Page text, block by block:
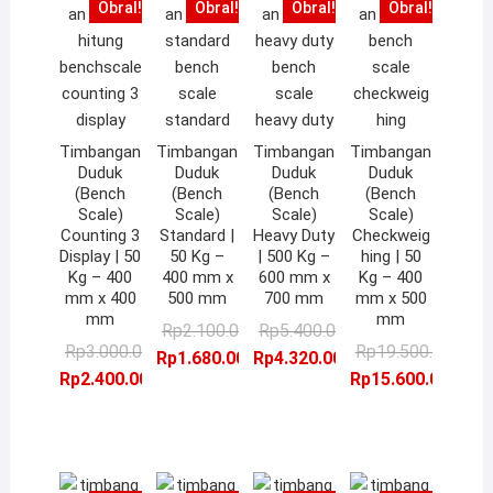
Obral!
Timbangan
Duduk
(Bench
Scale)
Counting 3
Display | 50
Kg – 400
mm x 400
mm
Rp3.000.000,00Harga
Rp2.400.000,00
Harga
Obral!
Timbangan
Duduk
(Bench
Scale)
Standard |
50 Kg –
400 mm x
500 mm
Rp2.100.000,00Harga
aslinya
Rp1.680.000,00
Harga
saat
Obral!
Timbangan
Duduk
(Bench
Scale)
Heavy Duty
| 500 Kg –
600 mm x
700 mm
Rp5.400.000,00Harga
aslinya
adalah:
Rp4.320.000,00
Harga
saat
ini
Obral!
Timbangan
Duduk
(Bench
Scale)
Checkweig
hing | 50
Kg – 400
mm x 500
mm
Rp19.500.000,00
Rp15.600.000,00